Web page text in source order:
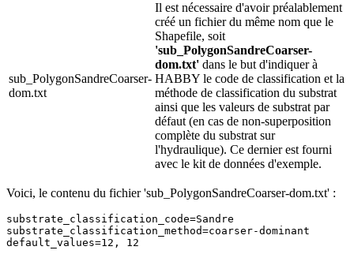
sub_PolygonSandreCoarser-
dom.txt
Il est nécessaire d'avoir préalablement
créé un fichier du même nom que le
Shapefile, soit
'sub_PolygonSandreCoarser-
dom.txt' dans le but d'indiquer à
HABBY le code de classification et la
méthode de classification du substrat
ainsi que les valeurs de substrat par
défaut (en cas de non-superposition
complète du substrat sur
l'hydraulique). Ce dernier est fourni
avec le kit de données d'exemple.
Voici, le contenu du fichier 'sub_PolygonSandreCoarser-dom.txt' :
substrate_classification_code=Sandre
substrate_classification_method=coarser-dominant
default_values=12, 12